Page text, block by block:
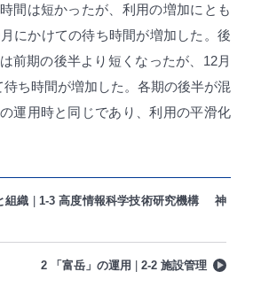
間は短かったが、利用の増加にとも
にかけての待ち時間が増加した。後
前期の後半より短くなったが、12月
ち時間が増加した。各期の後半が混
運用時と同じであり、利用の平滑化
組織
1-3 高度情報科学技術研究機構 神
2 「富岳」の運用 2-2 施設管理